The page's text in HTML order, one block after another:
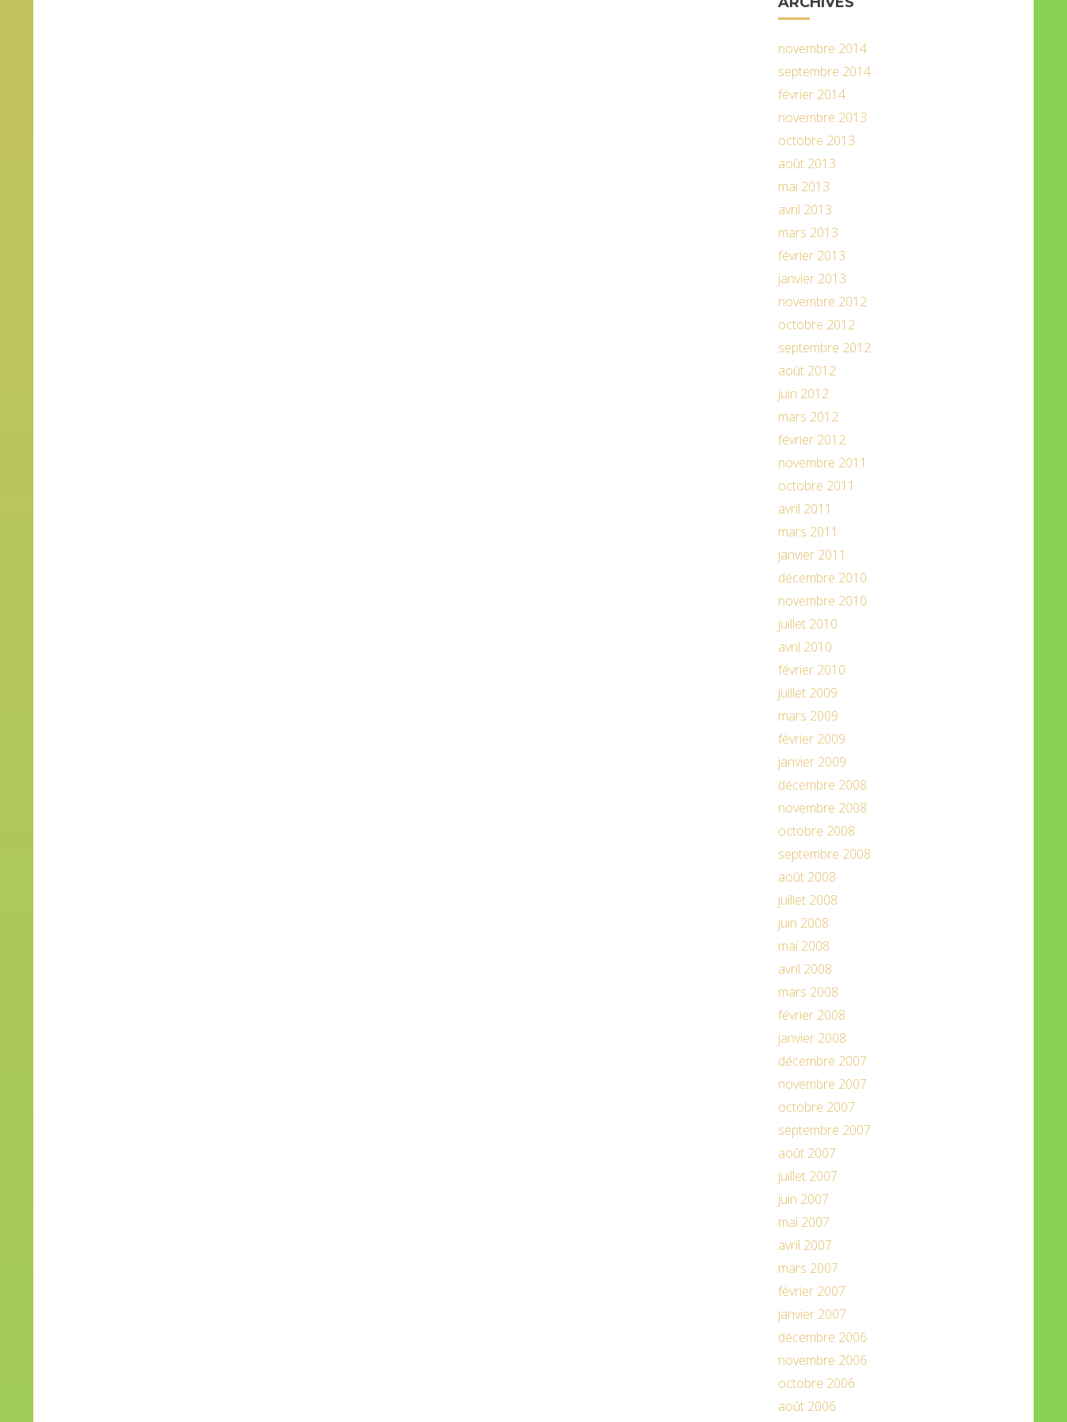
novembre 2014
septembre 2014
février 2014
novembre 2013
octobre 2013
août 2013
mai 2013
avril 2013
mars 2013
février 2013
janvier 2013
novembre 2012
octobre 2012
septembre 2012
août 2012
juin 2012
mars 2012
février 2012
novembre 2011
octobre 2011
avril 2011
mars 2011
janvier 2011
décembre 2010
novembre 2010
juillet 2010
avril 2010
février 2010
juillet 2009
mars 2009
février 2009
janvier 2009
décembre 2008
novembre 2008
octobre 2008
septembre 2008
août 2008
juillet 2008
juin 2008
mai 2008
avril 2008
mars 2008
février 2008
janvier 2008
décembre 2007
novembre 2007
octobre 2007
septembre 2007
août 2007
juillet 2007
juin 2007
mai 2007
avril 2007
mars 2007
février 2007
janvier 2007
décembre 2006
novembre 2006
octobre 2006
août 2006